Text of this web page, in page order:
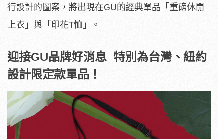
行設計的圖案，將出現在GU的經典單品「重磅休閒
上衣」與「印花T恤」。
迎接GU品牌好消息 特別為台灣、紐約
設計限定款單品！